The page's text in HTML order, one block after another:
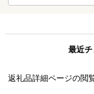
最近
返礼品詳細ページの閲